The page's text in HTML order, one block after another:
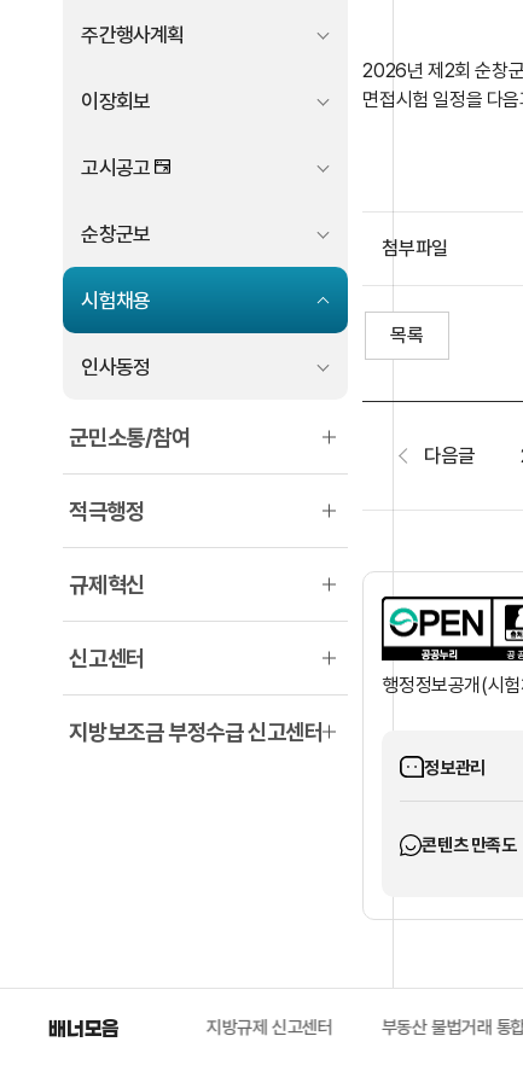
주간행사계획
이장회보
고시공고
순창군보
시험채용
인사동정
군민소통/참여
적극행정
규제혁신
신고센터
지방보조금 부정수급 신고센터
2026년 제2회 순창
면접시험 일정을 다
첨부파일
목록
다음글
행정정보공개(시
정보관리
콘텐츠 만족도
배너모음
부패공익신고 지방규제 신고센터 부동산 불법거래 통